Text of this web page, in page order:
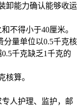
卸能力确认能够收运
不得小于40厘米。
分量单位以0.5千克核
千克缺乏1千克的
核算。
人护理、监护，邮